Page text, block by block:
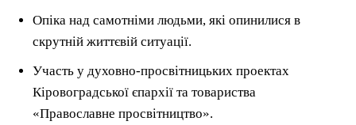
Опіка над самотніми людьми, які опинилися в
скрутній життєвій ситуації.
Участь у духовно-просвітницьких проектах
Кіровоградської єпархії та товариства
«Православне просвітництво».